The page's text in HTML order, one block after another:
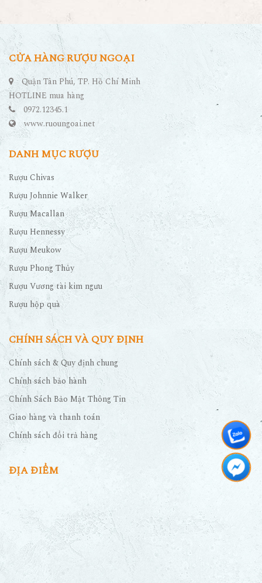
CỬA HÀNG RƯỢU NGOẠI
Quận Tân Phú, TP. Hồ Chí Minh
HOTLINE mua hàng
0972.12345.1
www.ruoungoai.net
DANH MỤC RƯỢU
Rượu Chivas
Rượu Johnnie Walker
Rượu Macallan
Rượu Hennessy
Rượu Meukow
Rượu Phong Thủy
Rượu Vương tài kim ngưu
Rượu hộp quà
CHÍNH SÁCH VÀ QUY ĐỊNH
Chính sách & Quy định chung
Chính sách bảo hành
Chính Sách Bảo Mật Thông Tin
Giao hàng và thanh toán
Chính sách đổi trả hàng
ĐỊA ĐIỂM